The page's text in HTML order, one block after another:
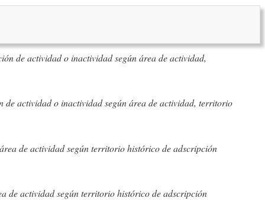
de actividad o inactividad según área de actividad,
de actividad o inactividad según área de actividad, territorio
de actividad según territorio histórico de adscripción
de actividad según territorio histórico de adscripción